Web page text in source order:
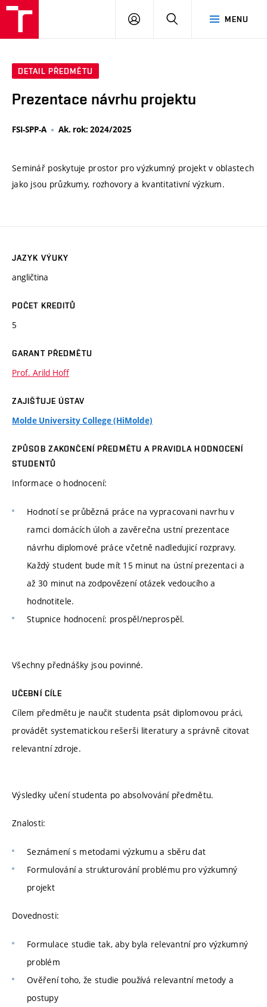
MENU
PŘIHLÁSIT
DETAIL PŘEDMĚTU
Prezentace návrhu projektu
FSI-SPP-A Ak. rok: 2024/2025
Seminář poskytuje prostor pro výzkumný projekt v oblastech
jako jsou průzkumy, rozhovory a kvantitativní výzkum.
JAZYK VÝUKY
angličtina
POČET KREDITŮ
5
GARANT PŘEDMĚTU
Prof. Arild Hoff
ZAJIŠŤUJE ÚSTAV
Molde University College (HiMolde)
ZPŮSOB ZAKONČENÍ PŘEDMĚTU A PRAVIDLA HODNOCENÍ
STUDENTŮ
Informace o hodnocení:
Hodnotí se průbězná práce na vypracovani navrhu v
ramci domácích úloh a zavěrečna ustní prezentace
návrhu diplomové práce včetně nadledujicí rozpravy.
Každý student bude mít 15 minut na ústní prezentaci a
až 30 minut na zodpovězení otázek vedoucího a
hodnotitele.
Stupnice hodnocení: prospěl/neprospěl.
Všechny přednášky jsou povinné.
UČEBNÍ CÍLE
Cílem předmětu je naučit studenta psát diplomovou práci,
provádět systematickou rešerši literatury a správně citovat
relevantní zdroje.
Výsledky učení studenta po absolvování předmětu.
Znalosti:
Seznámení s metodami výzkumu a sběru dat
Formulování a strukturování problému pro výzkumný
projekt
Dovednosti:
Formulace studie tak, aby byla relevantní pro výzkumný
problém
Ověření toho, že studie používá relevantní metody a
postupy